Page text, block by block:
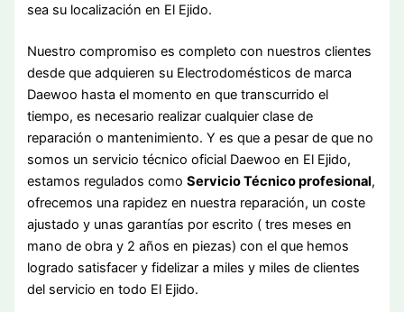
sea su localización en El Ejido.
Nuestro compromiso es completo con nuestros clientes
desde que adquieren su Electrodomésticos de marca
Daewoo hasta el momento en que transcurrido el
tiempo, es necesario realizar cualquier clase de
reparación o mantenimiento. Y es que a pesar de que no
somos un servicio técnico oficial Daewoo en El Ejido,
estamos regulados comoServicio Técnico profesional,
ofrecemos una rapidez en nuestra reparación, un coste
ajustado y unas garantías por escrito ( tres meses en
mano de obra y 2 años en piezas) con el que hemos
logrado satisfacer y fidelizar a miles y miles de clientes
del servicio en todo El Ejido.